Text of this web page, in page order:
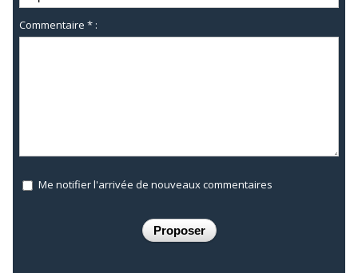
Commentaire * :
Me notifier l'arrivée de nouveaux commentaires